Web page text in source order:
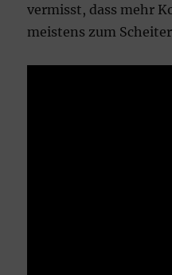
vermisst, dass mehr
meistens zum